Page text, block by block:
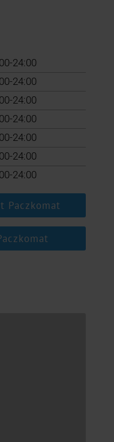
24:00
24:00
24:00
24:00
24:00
24:00
24:00
Paczkomat